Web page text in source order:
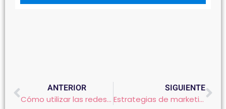
ANTERIOR
Cómo utilizar las redes sociales para aumentar el tráfico a tu sitio web en Chile
SIGUIENTE
Estrategias de marketing en redes sociales: Las 5 mejores para tu negocio en Chile